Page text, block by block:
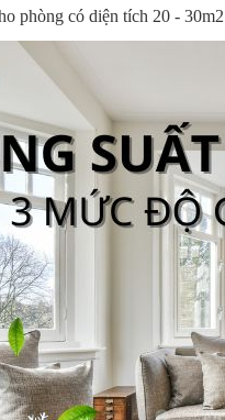
phòng có diện tích 20 -
Quạt trần AC 5
cánh ACF02D525
2,700,000
2,595,000 VNĐ
Máy